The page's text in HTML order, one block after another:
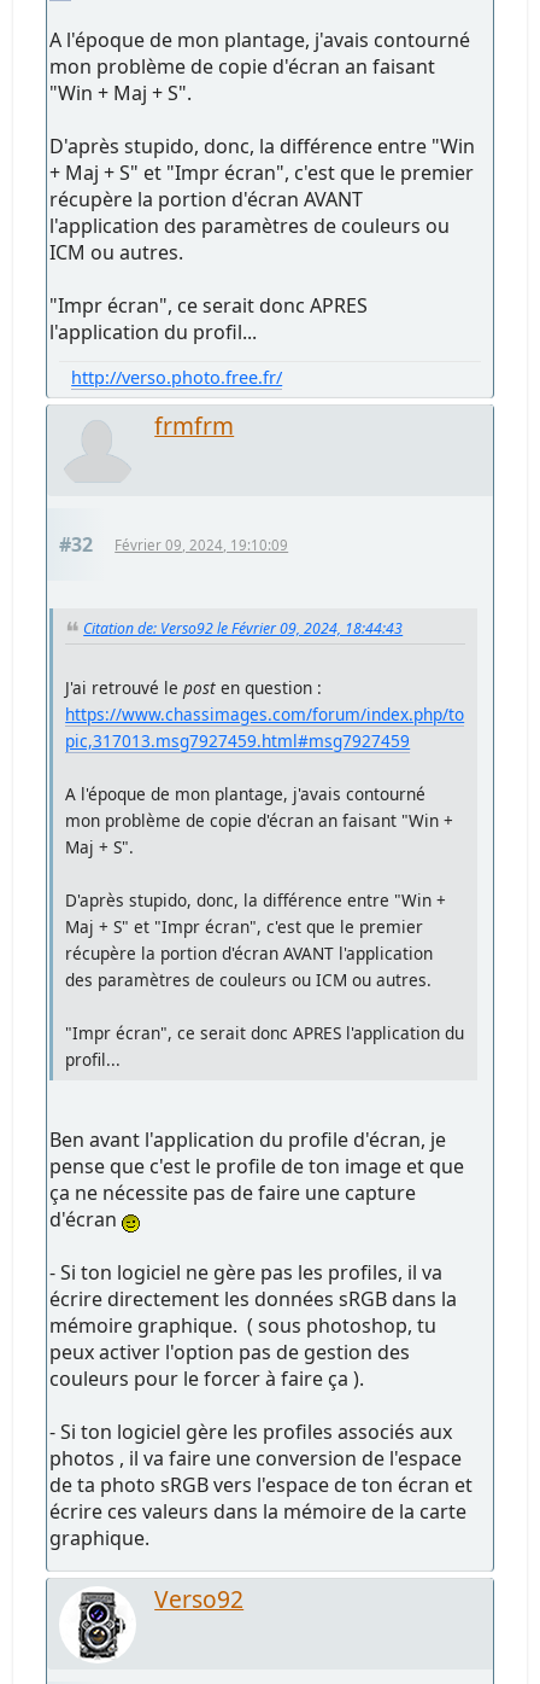
A l'époque de mon plantage, j'avais contourné
mon problème de copie d'écran an faisant
"Win + Maj + S".
D'après stupido, donc, la différence entre "Win
+ Maj + S" et "Impr écran", c'est que le premier
récupère la portion d'écran AVANT
l'application des paramètres de couleurs ou
ICM ou autres.
"Impr écran", ce serait donc APRES
l'application du profil...
http://verso.photo.free.fr/
frmfrm
#32 Février 09, 2024, 19:10:09
Citation de: Verso92 le Février 09, 2024, 18:44:43
J'ai retrouvé lepost en question :
https://www.chassimages.com/forum/index.php/to
pic,317013.msg7927459.html#msg7927459
A l'époque de mon plantage, j'avais contourné
mon problème de copie d'écran an faisant "Win +
Maj + S".
D'après stupido, donc, la différence entre "Win +
Maj + S" et "Impr écran", c'est que le premier
récupère la portion d'écran AVANT l'application
des paramètres de couleurs ou ICM ou autres.
"Impr écran", ce serait donc APRES l'application du
profil...
Ben avant l'application du profile d'écran, je
pense que c'est le profile de ton image et que
ça ne nécessite pas de faire une capture
d'écran
- Si ton logiciel ne gère pas les profiles, il va
écrire directement les données sRGB dans la
mémoire graphique. ( sous photoshop, tu
peux activer l'option pas de gestion des
couleurs pour le forcer à faire ça ).
- Si ton logiciel gère les profiles associés aux
photos , il va faire une conversion de l'espace
de ta photo sRGB vers l'espace de ton écran et
écrire ces valeurs dans la mémoire de la carte
graphique.
Verso92